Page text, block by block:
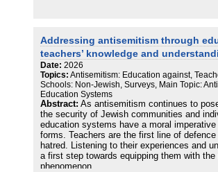
Addressing antisemitism through
teachers’ knowledge and
Date: 2026
Topics: Antisemitism: Education against,
Schools: Non-Jewish, Surveys, Main Topic:
Education Systems
Abstract: As antisemitism continues to
the security of Jewish communities and
education systems have a moral
forms. Teachers are the first line of
hatred. Listening to their experiences and
a first step towards equipping them with
phenomenon.